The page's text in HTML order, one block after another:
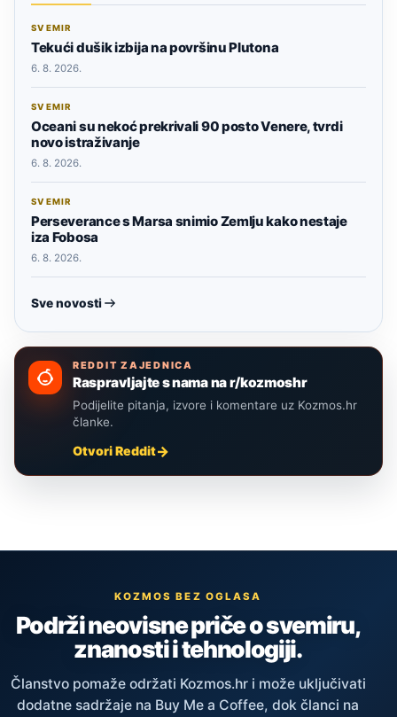
SVEMIR
Tekući dušik izbija na površinu Plutona
6. 8. 2026.
SVEMIR
Oceani su nekoć prekrivali 90 posto Venere, tvrdi
novo istraživanje
6. 8. 2026.
SVEMIR
Perseverance s Marsa snimio Zemlju kako nestaje
iza Fobosa
6. 8. 2026.
Sve novosti
REDDIT ZAJEDNICA
Raspravljajte s nama na r/kozmoshr
Podijelite pitanja, izvore i komentare uz Kozmos.hr
članke.
Otvori Reddit
KOZMOS BEZ OGLASA
Podrži neovisne priče o svemiru,
znanosti i tehnologiji.
Članstvo pomaže održati Kozmos.hr i može uključivati
dodatne sadržaje na Buy Me a Coffee, dok članci na